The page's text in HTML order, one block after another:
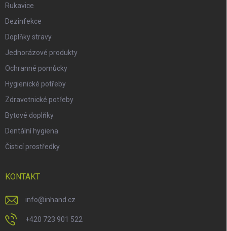
Rukavice
Dezinfekce
Doplňky stravy
Jednorázové produkty
Ochranné pomůcky
Hygienické potřeby
Zdravotnické potřeby
Bytové doplňky
Dentální hygiena
Čisticí prostředky
KONTAKT
info@inhand.cz
+420 723 901 522